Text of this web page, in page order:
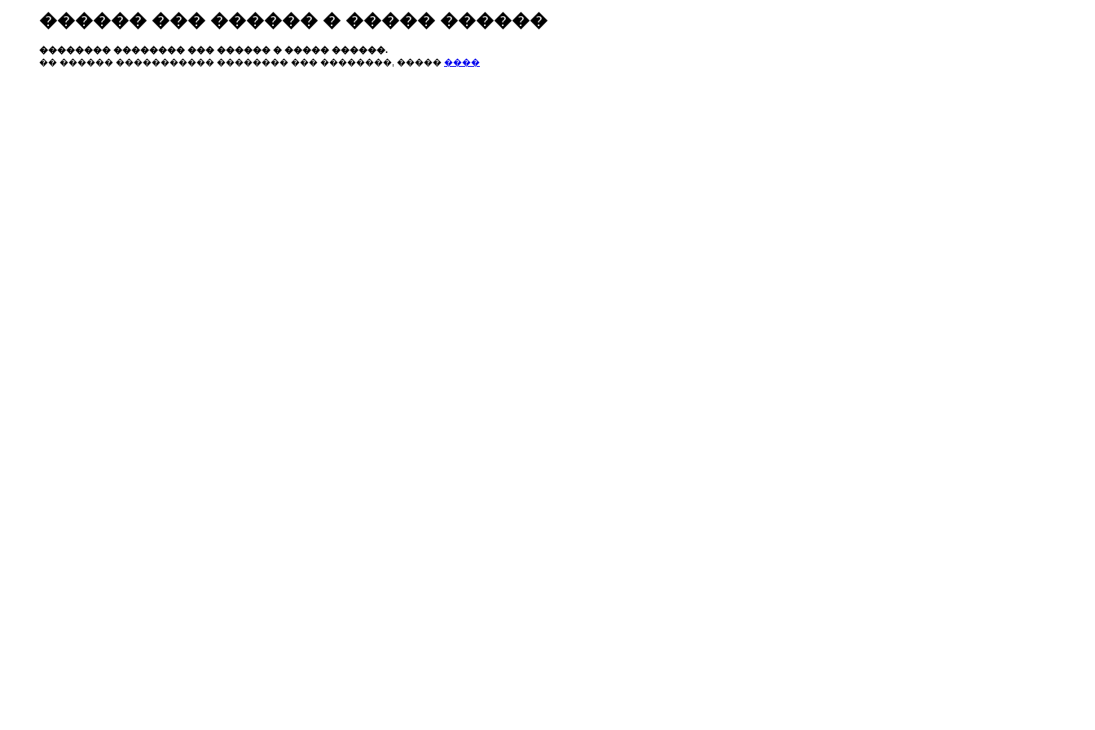
������ ��� ������ � ����� ������
�������� �������� ��� ������ � ����� ������.
�� ������ ����������� �������� ��� ��������, ����� ����